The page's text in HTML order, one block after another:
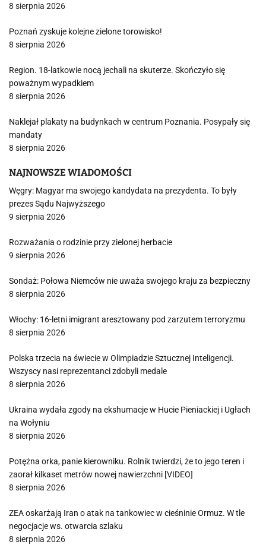
8 sierpnia 2026
Poznań zyskuje kolejne zielone torowisko!
8 sierpnia 2026
Region. 18-latkowie nocą jechali na skuterze. Skończyło się
poważnym wypadkiem
8 sierpnia 2026
Naklejał plakaty na budynkach w centrum Poznania. Posypały się
mandaty
8 sierpnia 2026
NAJNOWSZE WIADOMOŚCI
Węgry: Magyar ma swojego kandydata na prezydenta. To były
prezes Sądu Najwyższego
9 sierpnia 2026
Rozważania o rodzinie przy zielonej herbacie
9 sierpnia 2026
Sondaż: Połowa Niemców nie uważa swojego kraju za bezpieczny
8 sierpnia 2026
Włochy: 16-letni imigrant aresztowany pod zarzutem terroryzmu
8 sierpnia 2026
Polska trzecia na świecie w Olimpiadzie Sztucznej Inteligencji.
Wszyscy nasi reprezentanci zdobyli medale
8 sierpnia 2026
Ukraina wydała zgody na ekshumacje w Hucie Pieniackiej i Ugłach
na Wołyniu
8 sierpnia 2026
Potężna orka, panie kierowniku. Rolnik twierdzi, że to jego teren i
zaorał kilkaset metrów nowej nawierzchni [VIDEO]
8 sierpnia 2026
ZEA oskarżają Iran o atak na tankowiec w cieśninie Ormuz. W tle
negocjacje ws. otwarcia szlaku
8 sierpnia 2026